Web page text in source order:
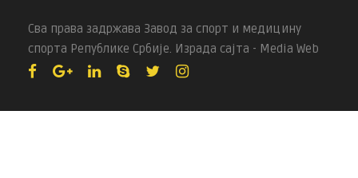
Сва права задржава Завод за спорт и медицину
спорта Републике Србије. Израда сајта - Media Web